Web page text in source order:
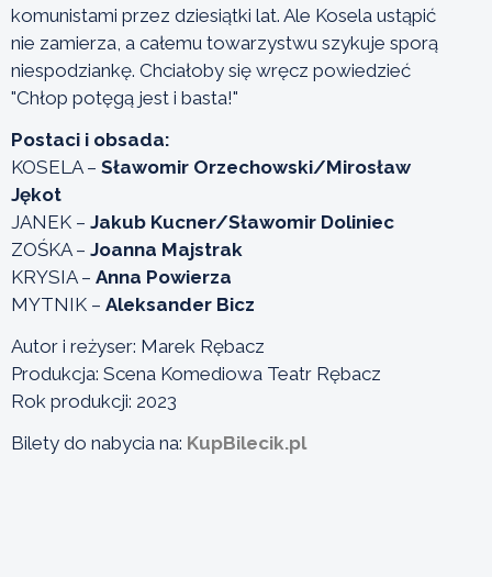
komunistami przez dziesiątki lat. Ale Kosela ustąpić
nie zamierza, a całemu towarzystwu szykuje sporą
niespodziankę. Chciałoby się wręcz powiedzieć
"Chłop potęgą jest i basta!"
Postaci i obsada:
KOSELA – Sławomir Orzechowski/Mirosław
Jękot
JANEK – Jakub Kucner/Sławomir Doliniec
ZOŚKA – Joanna Majstrak
KRYSIA – Anna Powierza
MYTNIK – Aleksander Bicz
Autor i reżyser: Marek Rębacz
Produkcja: Scena Komediowa Teatr Rębacz
Rok produkcji: 2023
Bilety do nabycia na: KupBilecik.pl